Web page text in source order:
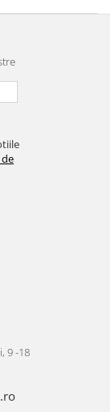
9 -18